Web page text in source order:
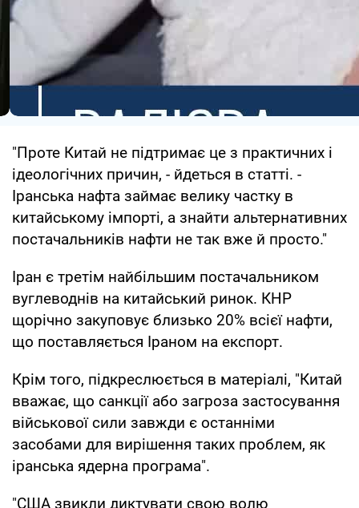
"Проте Китай не підтримає це з практичних і
ідеологічних причин, - йдеться в статті. -
Іранська нафта займає велику частку в
китайському імпорті, а знайти альтернативних
постачальників нафти не так вже й просто."
Іран є третім найбільшим постачальником
вуглеводнів на китайський ринок. КНР
щорічно закуповує близько 20% всієї нафти,
що поставляється Іраном на експорт.
Крім того, підкреслюється в матеріалі, "Китай
вважає, що санкції або загроза застосування
військової сили завжди є останніми
засобами для вирішення таких проблем, як
іранська ядерна програма".
"США звикли диктувати свою волю